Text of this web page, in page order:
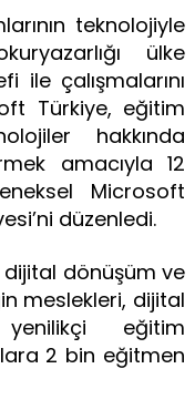
teknolojiyle
ülke
ile çalışmalarını
Türkiye, eğitim
hakkında
amacıyla 12
Microsoft
düzenledi.
dönüşüm ve
meslekleri, dijital
eğitim
2 bin eğitmen